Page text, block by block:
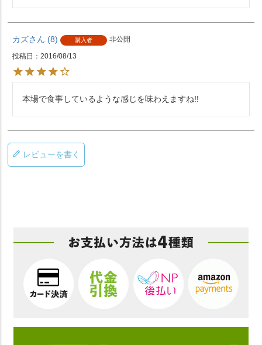
カズ 8 購入者 非公開
投稿日 2016/08/13
本場で食事しているような感じを味わえますね!!
レビューを書く